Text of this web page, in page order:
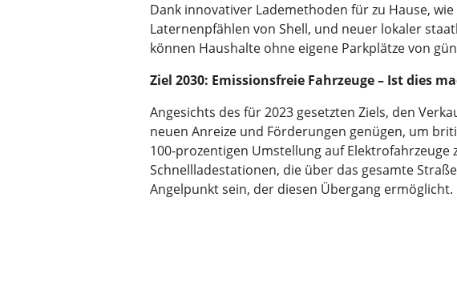
Dank innovativer Lademethoden für zu Hause,
Laternenpfählen von Shell, und neuer lokaler
können Haushalte ohne eigene Parkplätze von
Ziel 2030: Emissionsfreie Fahrzeuge – Ist dies
Angesichts des für 2023 gesetzten Ziels, den
neuen Anreize und Förderungen genügen, um
100‑prozentigen Umstellung auf
Schnellladestationen, die über das gesamte
Angelpunkt sein, der diesen Übergang ermöglicht.